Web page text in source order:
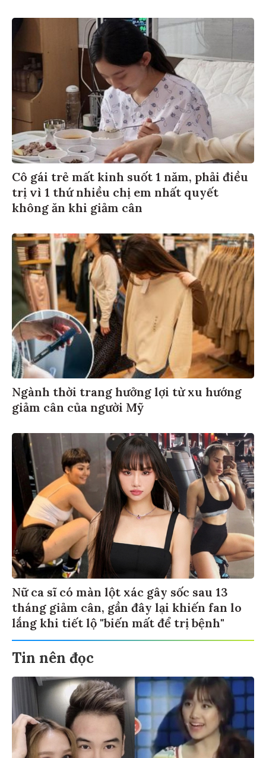
Cô gái trẻ mất kinh suốt 1 năm, phải điều
trị vì 1 thứ nhiều chị em nhất quyết
không ăn khi giảm cân
Ngành thời trang hưởng lợi từ xu hướng
giảm cân của người Mỹ
Nữ ca sĩ có màn lột xác gây sốc sau 13
tháng giảm cân, gần đây lại khiến fan lo
lắng khi tiết lộ "biến mất để trị bệnh"
Tin nên đọc